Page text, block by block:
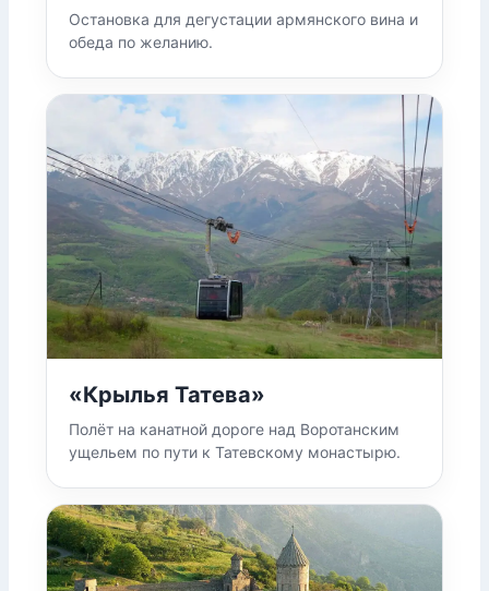
Остановка для дегустации армянского вина и
обеда по желанию.
«Крылья Татева»
Полёт на канатной дороге над Воротанским
ущельем по пути к Татевскому монастырю.